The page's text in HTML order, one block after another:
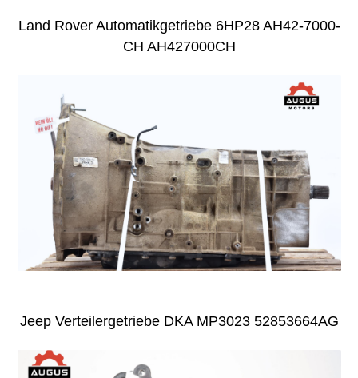
Land Rover Automatikgetriebe 6HP28 AH42-7000-
CH AH427000CH
Jeep Verteilergetriebe DKA MP3023 52853664AG